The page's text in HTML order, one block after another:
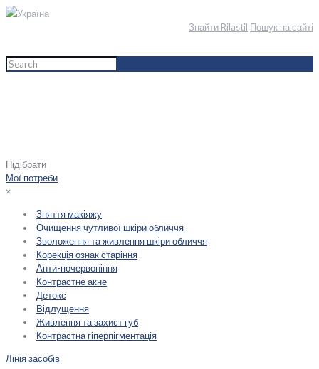
Україна
Знайти Rilastil Пошук на сайті
Підібрати
Мої потреби
×
Зняття макіяжу
Очищення чутливої шкіри обличчя
Зволоження та живлення шкіри обличчя
Корекція ознак старіння
Анти-почервоніння
Контрастне акне
Детокс
Відлущення
Живлення та захист губ
Контрастна гіперпігментація
Лінія засобів